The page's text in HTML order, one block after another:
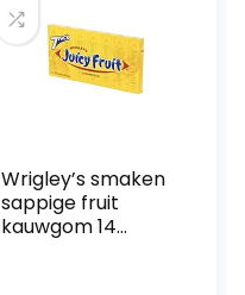
Wrigley’s smaken
sappige fruit
kauwgom 14